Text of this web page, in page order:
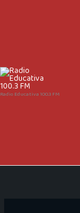
Radio Educativa 100.3 FM